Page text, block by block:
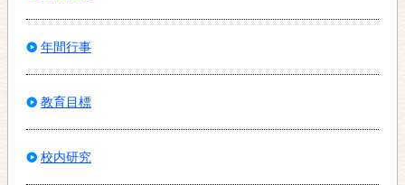
年間行事
教育目標
校内研究